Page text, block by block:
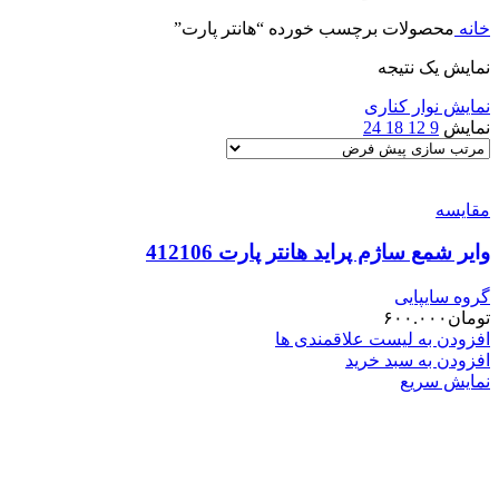
خانه محصولات برچسب خورده “هانتر پارت”
نمایش یک نتیجه
نمایش نوار کناری
نمایش 9
12
18
24
مقایسه
وایر شمع ساژم پراید هانتر پارت 412106
گروه سایپایی
تومان ۶۰۰.۰۰۰
افزودن به لیست علاقمندی ها
افزودن به سبد خرید
نمایش سریع